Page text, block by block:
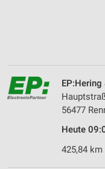
EP:Hering
56477
Heute
425,84